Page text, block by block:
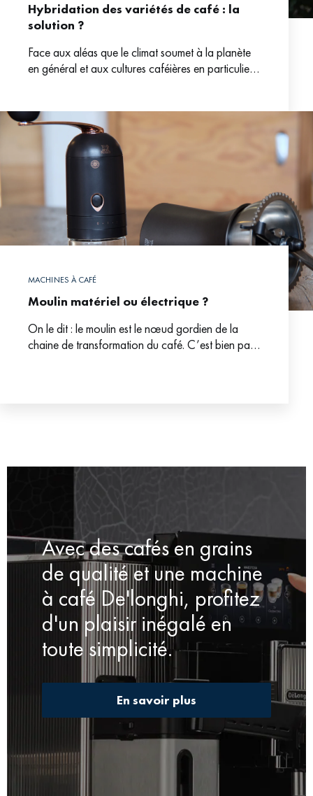
Hybridation des variétés de café : la
solution ?
Face aux aléas que le climat soumet à la planète
en général et aux cultures caféières en particulier,
MACHINES À CAFÉ
Moulin matériel ou électrique ?
On le dit : le moulin est le nœud gordien de la
chaine de transformation du café. C’est bien par
Avec des cafés en grains
de qualité et une machine
à café De'longhi, profitez
d'un plaisir inégalé en
toute simplicité.
En savoir plus